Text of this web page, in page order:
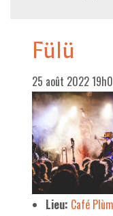
Fülü
25 août 2022
Lieu: Café Plùm